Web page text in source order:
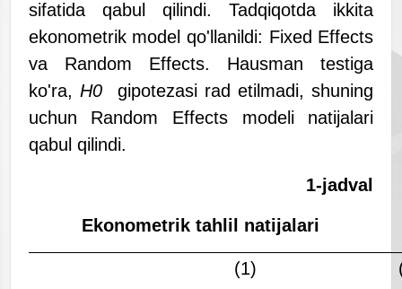
sifatida qabul qilindi. Tadqiqotda ikkita
ekonometrik model qo'llanildi: Fixed Effects
va Random Effects. Hausman testiga
ko'ra, H0gipotezasi rad etilmadi, shuning
uchun Random Effects modeli natijalari
qabul qilindi.
1-jadval
Ekonometrik tahlil natijalari
(1)